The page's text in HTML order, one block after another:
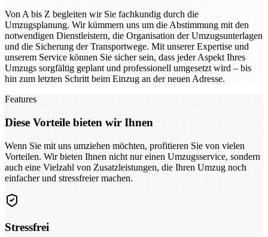
Von A bis Z begleiten wir Sie fachkundig durch die
Umzugsplanung. Wir kümmern uns um die Abstimmung mit den
notwendigen Dienstleistern, die Organisation der Umzugsunterlagen
und die Sicherung der Transportwege. Mit unserer Expertise und
unserem Service können Sie sicher sein, dass jeder Aspekt Ihres
Umzugs sorgfältig geplant und professionell umgesetzt wird – bis
hin zum letzten Schritt beim Einzug an der neuen Adresse.
Features
Diese Vorteile bieten wir Ihnen
Wenn Sie mit uns umziehen möchten, profitieren Sie von vielen
Vorteilen. Wir bieten Ihnen nicht nur einen Umzugsservice, sondern
auch eine Vielzahl von Zusatzleistungen, die Ihren Umzug noch
einfacher und stressfreier machen.
Stressfrei